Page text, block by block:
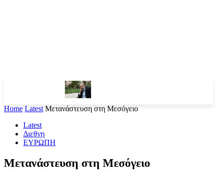
Home Latest Μετανάστευση στη Μεσόγειο
Latest
Διεθνη
ΕΥΡΩΠΗ
Μετανάστευση στη Μεσόγειο